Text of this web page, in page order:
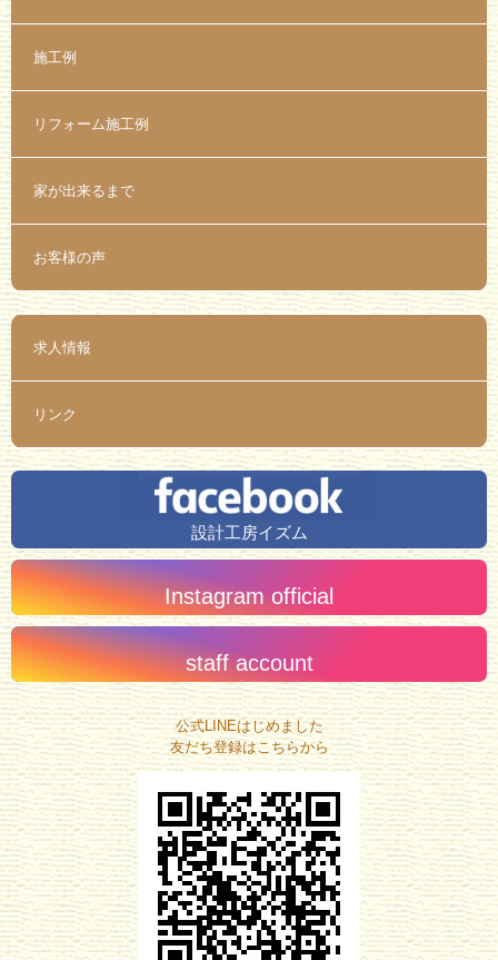
施工例
リフォーム施工例
家が出来るまで
お客様の声
求人情報
リンク
設計工房イズム
Instagram official
staff account
公式LINEはじめました
友だち登録はこちらから